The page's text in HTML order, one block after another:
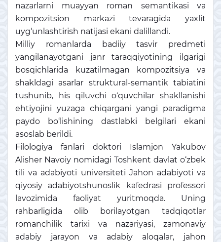
nazarlarni muayyan roman semantikasi va
kompozitsion markazi tevaragida yaxlit
uyg‘unlashtirish natijasi ekani dalillandi.
Milliy romanlarda badiiy tasvir predmeti
yangilanayotgani janr taraqqiyotining ilgarigi
bosqichlarida kuzatilmagan kompozitsiya va
shakldagi asarlar struktural-semantik tabiatini
tushunib, his qiluvchi o‘quvchilar shakllanishi
ehtiyojini yuzaga chiqargani yangi paradigma
paydo bo‘lishining dastlabki belgilari ekani
asoslab berildi.
Filologiya fanlari doktori Islamjon Yakubov
Alisher Navoiy nomidagi Toshkent davlat o‘zbek
tili va adabiyoti universiteti Jahon adabiyoti va
qiyosiy adabiyotshunoslik kafedrasi professori
lavozimida faoliyat yuritmoqda. Uning
rahbarligida olib borilayotgan tadqiqotlar
romanchilik tarixi va nazariyasi, zamonaviy
adabiy jarayon va adabiy aloqalar, jahon